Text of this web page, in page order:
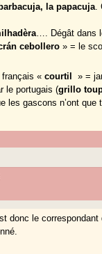
la papacuja.
…. Dégât dans
cebollero » = le
français «courtil » =
le portugais (grillo
les gascons n’ont que
donc le